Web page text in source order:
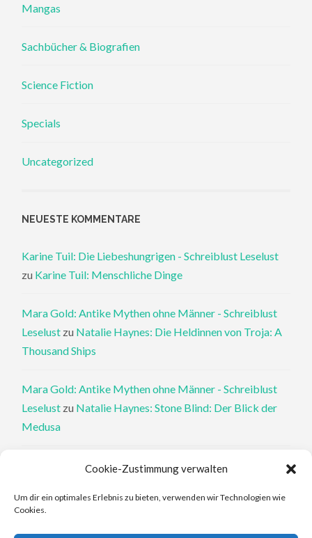
Cookie-Zustimmung verwalten
Um dir ein optimales Erlebnis zu bieten, verwenden wir Technologien wie
Cookies.
Mangas
Sachbücher & Biografien
Science Fiction
Specials
Uncategorized
NEUESTE KOMMENTARE
Karine Tuil: Die Liebeshungrigen - Schreiblust Leselust
zu Karine Tuil: Menschliche Dinge
Mara Gold: Antike Mythen ohne Männer - Schreiblust
Leselust zu Natalie Haynes: Die Heldinnen von Troja: A
Thousand Ships
Mara Gold: Antike Mythen ohne Männer - Schreiblust
Leselust zu Natalie Haynes: Stone Blind: Der Blick der
Medusa
Philippa Perry: Die Therapeutin und ihre Mörder: Dr. Pat
Philippa Perry: Das Buch, von dem du dir wünschst, deine